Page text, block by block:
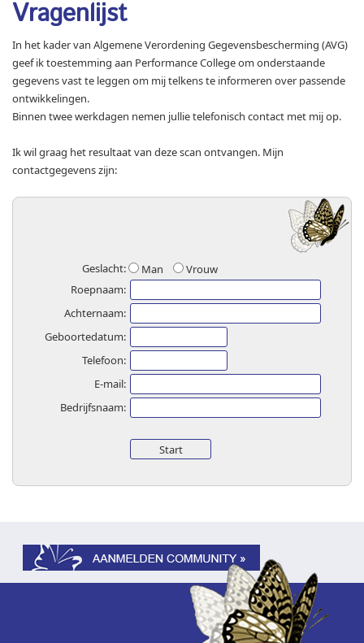
Vragenlijst
In het kader van Algemene Verordening Gegevensbescherming (AVG)
geef ik toestemming aan Performance College om onderstaande
gegevens vast te leggen om mij telkens te informeren over passende
ontwikkelingen.
Binnen twee werkdagen nemen jullie telefonisch contact met mij op.
Ik wil graag het resultaat van deze scan ontvangen. Mijn
contactgegevens zijn:
Geslacht: Man
Vrouw
Roepnaam:
Achternaam:
Geboortedatum:
Telefoon:
E-mail:
Bedrijfsnaam: